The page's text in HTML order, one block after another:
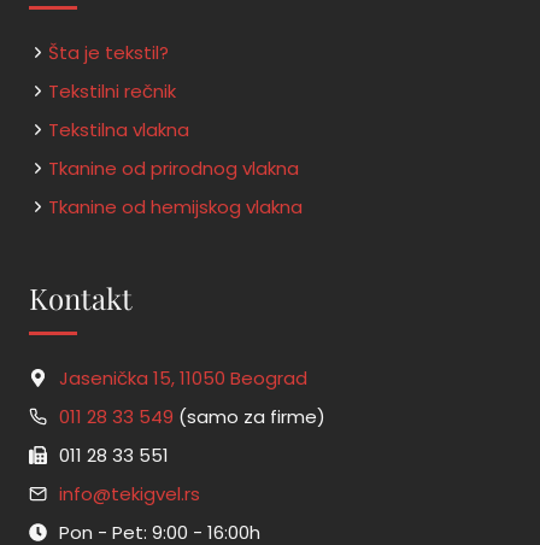
Šta je tekstil?
Tekstilni rečnik
Tekstilna vlakna
Tkanine od prirodnog vlakna
Tkanine od hemijskog vlakna
Kontakt
Jasenička 15, 11050 Beograd
011 28 33 549 (samo za firme)
011 28 33 551
info@tekigvel.rs
Pon - Pet: 9:00 - 16:00h